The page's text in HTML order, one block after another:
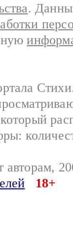
.
авторам,
18+